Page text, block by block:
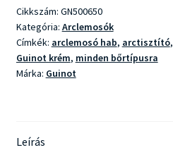
Cikkszám: GN500650
Kategória: Arclemosók
Címkék: arclemosó hab, arctisztító,
Guinot krém, minden bőrtípusra
Márka: Guinot
Leírás